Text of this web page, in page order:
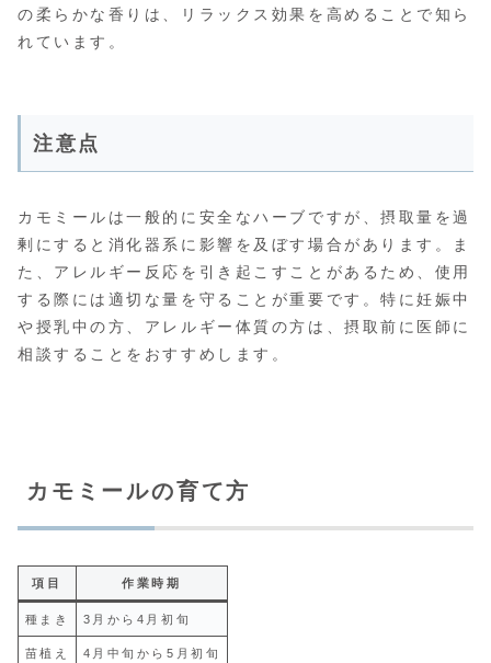
の柔らかな香りは、リラックス効果を高めることで知ら
れています。
注意点
カモミールは一般的に安全なハーブですが、摂取量を過
剰にすると消化器系に影響を及ぼす場合があります。ま
た、アレルギー反応を引き起こすことがあるため、使用
する際には適切な量を守ることが重要です。特に妊娠中
や授乳中の方、アレルギー体質の方は、摂取前に医師に
相談することをおすすめします。
カモミールの育て方
項目 作業時期
種まき 3月から4月初旬
苗植え 4月中旬から5月初旬